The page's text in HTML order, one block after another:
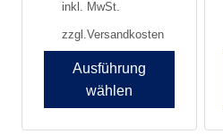
inkl. MwSt.
zzgl.Versandkosten
Ausführung
wählen